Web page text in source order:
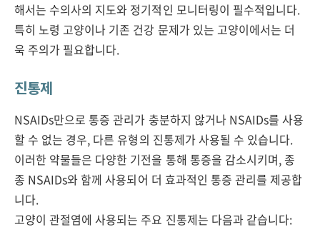
해서는 수의사의 지도와 정기적인 모니터링이 필수적입니다.
특히 노령 고양이나 기존 건강 문제가 있는 고양이에서는 더
욱 주의가 필요합니다.
진통제
NSAIDs만으로 통증 관리가 충분하지 않거나 NSAIDs를 사용
할 수 없는 경우, 다른 유형의 진통제가 사용될 수 있습니다.
이러한 약물들은 다양한 기전을 통해 통증을 감소시키며, 종
종 NSAIDs와 함께 사용되어 더 효과적인 통증 관리를 제공합
니다.
고양이 관절염에 사용되는 주요 진통제는 다음과 같습니다: